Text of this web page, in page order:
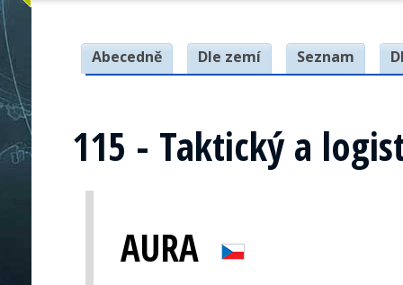
Abecedně Dle zemí Seznam
115 - Taktický a
AURA